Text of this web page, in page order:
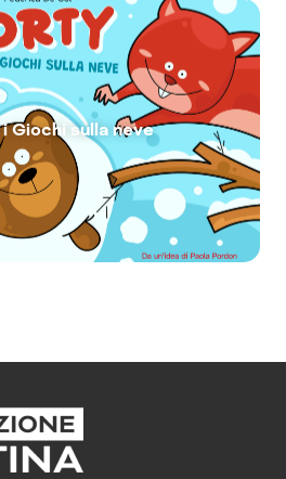
Giochi sulla neve